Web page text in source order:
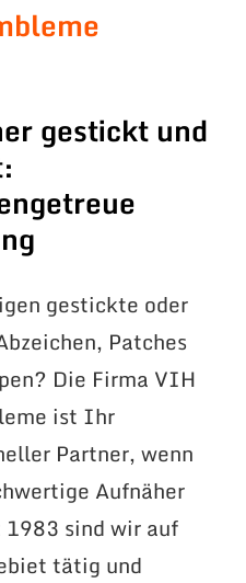
gestickt und
gestickte oder
Patches
Die Firma VIH
ist Ihr
Partner, wenn
Aufnäher
sind wir auf
tätig und